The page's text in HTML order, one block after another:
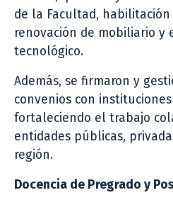
de la Facultad,
renovación de mobiliario y
tecnológico.
Además, se firmaron y
convenios con
fortaleciendo el trabajo
entidades públicas,
región.
Docencia de Pregrado y